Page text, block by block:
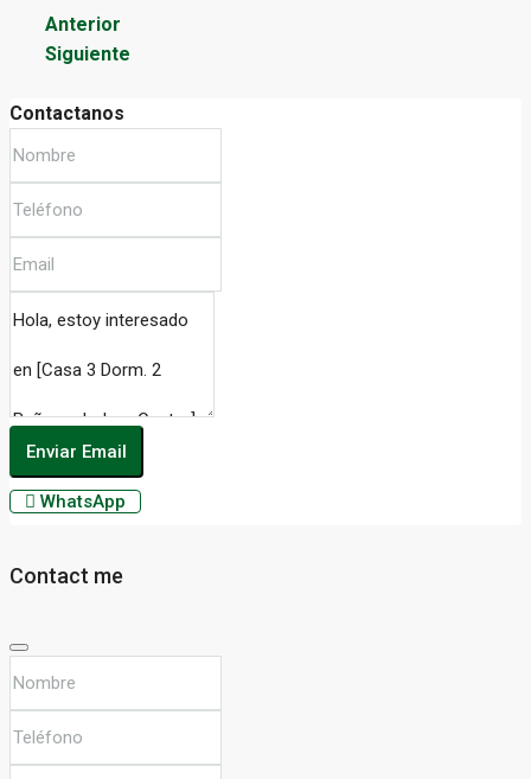
Anterior
Siguiente
Enviar Email
WhatsApp
Contact me